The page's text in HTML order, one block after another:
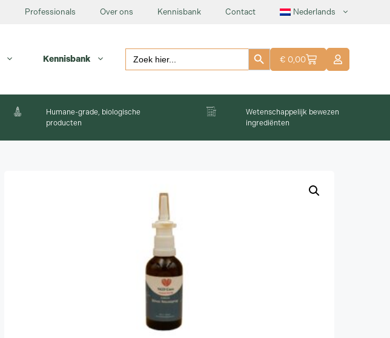
Professionals Over ons Kennisbank Contact Nederlands
Kennisbank
Zoeken: Zoekknop
€ 0,00
Humane-grade, biologische
producten
Wetenschappelijk bewezen
ingrediënten